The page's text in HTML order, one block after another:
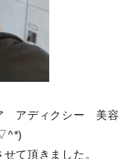
アディクシー 美容
て頂きました。